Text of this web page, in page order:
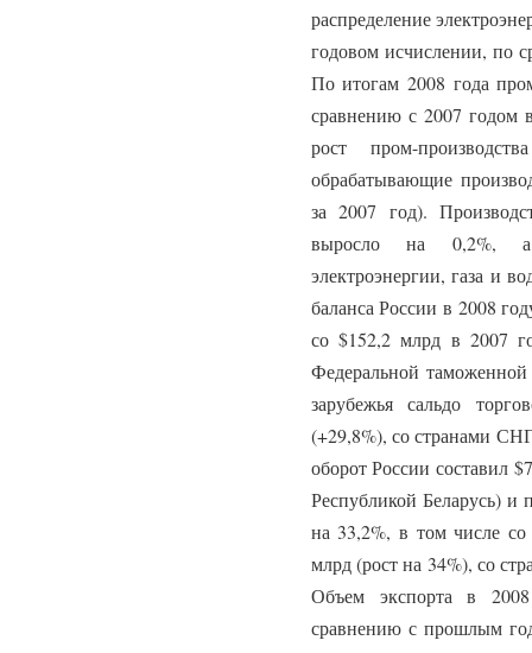
распределение
годовом исчислении, по
По итогам 2008 года
сравнению с 2007 годом
рост пром-
обрабатывающие
за 2007 год).
выросло на 0,2%, а
электроэнергии, газа и
баланса России в 2008
со $152,2 млрд в 2007
Федеральной
зарубежья сальдо
(+29,8%), со странами
оборот России составил
Республикой Беларусь) и
на 33,2%, в том числе со
млрд (рост на 34%), со
Объем экспорта в
сравнению с прошлым